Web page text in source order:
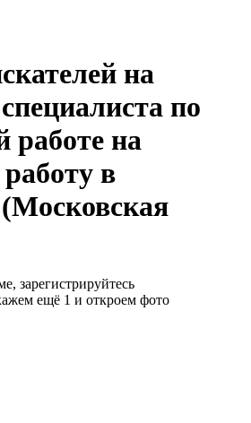
на
по
работе на
в
зарегистрируйтесь
ещё 1 и откроем фото